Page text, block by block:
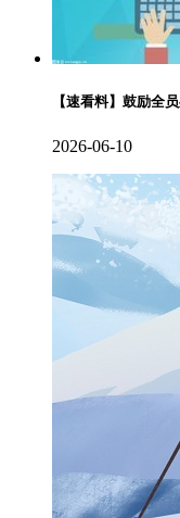
【速看料】鼓励全
2026-06-10